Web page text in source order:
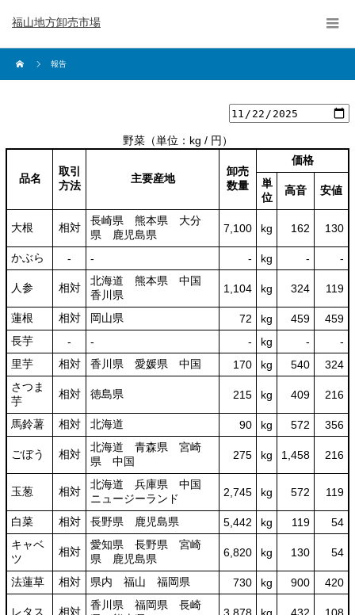
福山地方卸売市場
報告
野菜（単位：kg / 円）
品名
取引
方法
主要産地
卸売
数量
価格
単
位
高音 安値
大根 相対
長崎県 熊本県 大分
県 鹿児島県
7,100 kg 162 130
かぶら ‐ ‐ ‐ kg - ‐
人参 相対
北海道 熊本県 中国
香川県
1,104 kg 324 119
蓮根 相対 岡山県 72 kg 459
459
長芋
‐ ‐ ‐ kg -
‐
里芋
相対 香川県 愛媛県 中国 170 kg 540
324
さつま
芋
相対 徳島県 215 kg 409 216
馬鈴薯 相対 北海道 90 kg 572 356
ごぼう 相対
北海道 青森県 宮崎
県 中国
275 kg 1,458 216
玉葱 相対
北海道 兵庫県 中国
ニュージーランド
2,745 kg 572 119
白菜 相対 長野県 鹿児島県 5,442 kg 119
54
キャベ
ツ
相対
愛知県 長野県 宮崎
県 鹿児島県
6,820 kg 130 54
法蓮草 相対 県内 福山 福岡県 730 kg 900 420
レタス 相対
香川県 福岡県 長崎